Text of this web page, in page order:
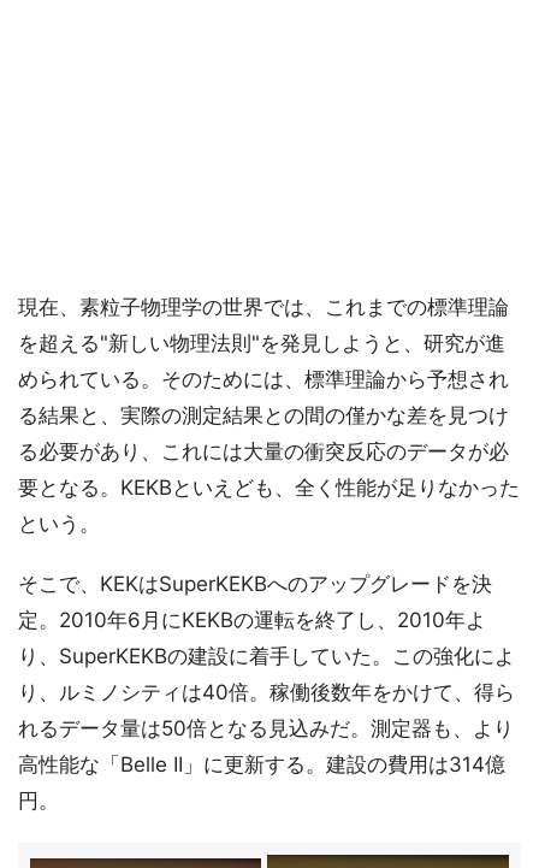
現在、素粒子物理学の世界では、これまでの標準理論
を超える"新しい物理法則"を発見しようと、研究が進
められている。そのためには、標準理論から予想され
る結果と、実際の測定結果との間の僅かな差を見つけ
る必要があり、これには大量の衝突反応のデータが必
要となる。KEKBといえども、全く性能が足りなかった
という。
そこで、KEKはSuperKEKBへのアップグレードを決
定。2010年6月にKEKBの運転を終了し、2010年よ
り、SuperKEKBの建設に着手していた。この強化によ
り、ルミノシティは40倍。稼働後数年をかけて、得ら
れるデータ量は50倍となる見込みだ。測定器も、より
高性能な「Belle II」に更新する。建設の費用は314億
円。